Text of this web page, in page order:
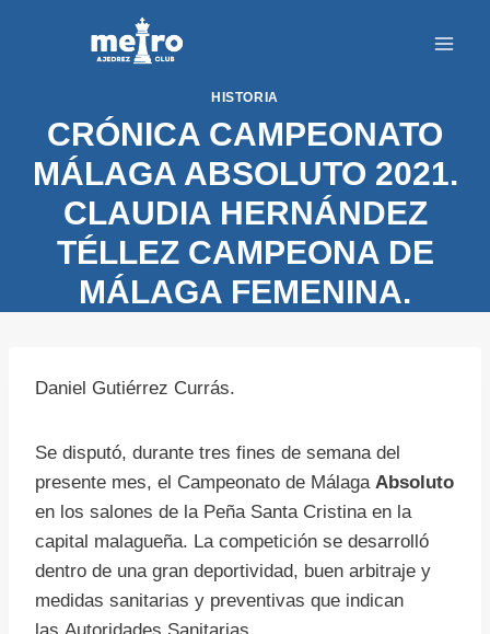
HISTORIA
CRÓNICA CAMPEONATO
MÁLAGA ABSOLUTO 2021.
CLAUDIA HERNÁNDEZ
TÉLLEZ CAMPEONA DE
MÁLAGA FEMENINA.
Daniel Gutiérrez Currás.
Se disputó, durante tres fines de semana del
presente mes, el Campeonato de Málaga Absoluto
en los salones de la Peña Santa Cristina en la
capital malagueña. La competición se desarrolló
dentro de una gran deportividad, buen arbitraje y
medidas sanitarias y preventivas que indican